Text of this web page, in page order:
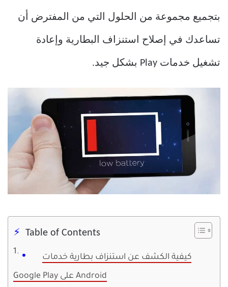
بتجميع مجموعة من الحلول التي من المفترض أن
تساعدك في إصلاح استنزاف البطارية وإعادة
تشغيل خدمات Play بشكل جيد.
Table of Contents
كيفية الكشف عن استنزاف بطارية خدمات
Google Play على Android